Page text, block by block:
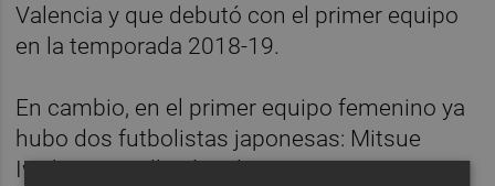
Valencia y que debutó con el primer equipo
en la temporada 2018-19.
En cambio, en el primer equipo femenino ya
hubo dos futbolistas japonesas: Mitsue
Iwakura, que llegó en la 2013-14, y Maya